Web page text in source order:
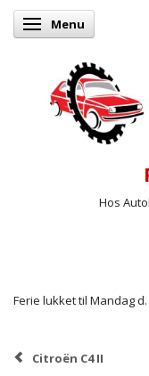
Skifte navigation
Menu
Hos
Ferie lukket til Mandag
Citroën C4 II